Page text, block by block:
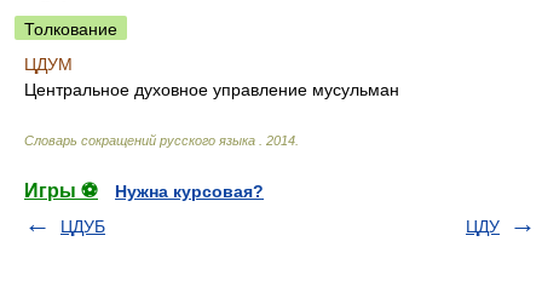
Толкование
ЦДУМ
Центральное духовное управление мусульман
Словарь сокращений русского языка 2014
Игры ⚽
Нужна курсовая?
ЦДУБ
ЦДУ